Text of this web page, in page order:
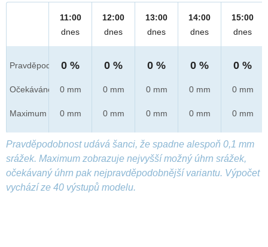
Pravděpod.
Očekáváno
Maximum
11:00
dnes
0 %
0 mm
0 mm
12:00
dnes
0 %
0 mm
0 mm
13:00
dnes
0 %
0 mm
0 mm
14:00
dnes
0 %
0 mm
0 mm
15:00
dnes
0 %
0 mm
0 mm
Pravděpodobnost udává šanci, že spadne alespoň 0,1 mm
srážek. Maximum zobrazuje nejvyšší možný úhrn srážek,
očekávaný úhrn pak nejpravděpodobnější variantu. Výpočet
vychází ze 40 výstupů modelu.